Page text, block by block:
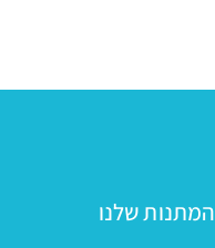
המתנות שלנו